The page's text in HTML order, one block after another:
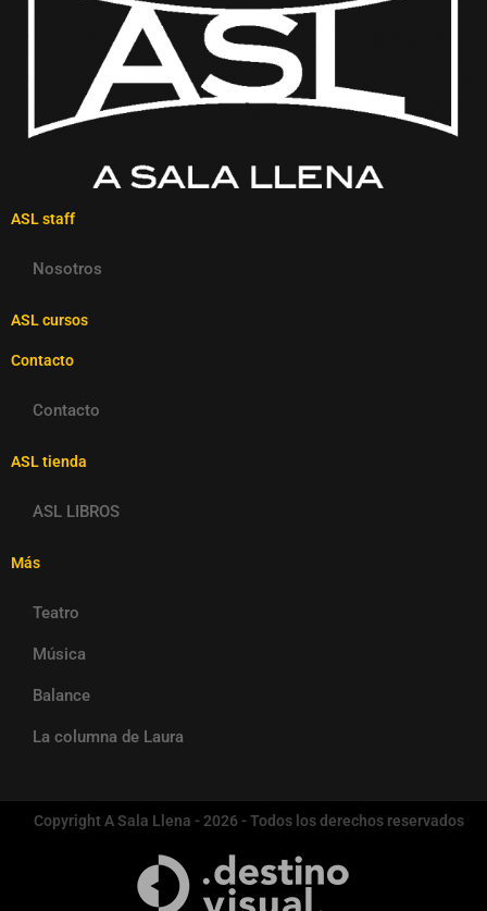
ASL staff
Nosotros
ASL cursos
Contacto
Contacto
ASL tienda
ASL LIBROS
Más
Teatro
Música
Balance
La columna de Laura
Copyright A Sala Llena - 2026 - Todos los derechos reservados